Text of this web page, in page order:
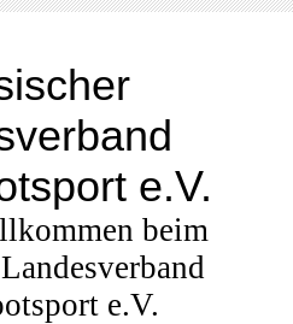
e.V.
beim
e.V.